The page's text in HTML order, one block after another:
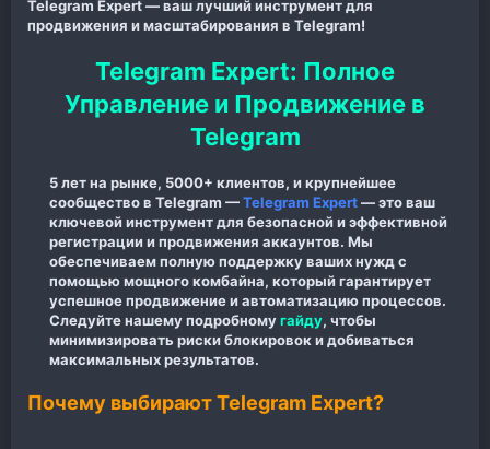
Telegram Expert — ваш лучший инструмент для
продвижения и масштабирования в Telegram!
Telegram Expert: Полное
Управление и Продвижение в
Telegram
5 лет на рынке, 5000+ клиентов, и крупнейшее
сообщество в Telegram —Telegram Expert— это ваш
ключевой инструмент для безопасной и эффективной
регистрации и продвижения аккаунтов. Мы
обеспечиваем полную поддержку ваших нужд с
помощью мощного комбайна, который гарантирует
успешное продвижение и автоматизацию процессов.
Следуйте нашему подробномугайду, чтобы
минимизировать риски блокировок и добиваться
максимальных результатов.
Почему выбирают Telegram Expert?